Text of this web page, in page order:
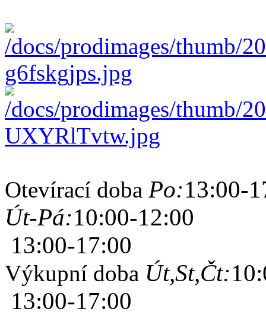
Otevírací doba Po:13:00-
Út-Pá:10:00-12:00
13:00-17:00
Výkupní doba Út,St,Čt:
13:00-17:00